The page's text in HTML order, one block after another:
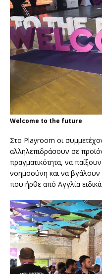
Welcome to the future
Στο Playroom οι
αλληλεπιδράσουν σε
πραγματικότητα, να
νοημοσύνη και να
που ήρθε από Αγγλία